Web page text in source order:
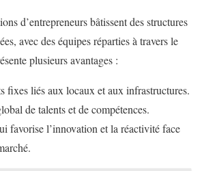
d’entrepreneurs bâtissent des structures
avec des équipes réparties à travers le
plusieurs avantages :
fixes liés aux locaux et aux infrastructures.
de talents et de compétences.
favorise l’innovation et la réactivité face